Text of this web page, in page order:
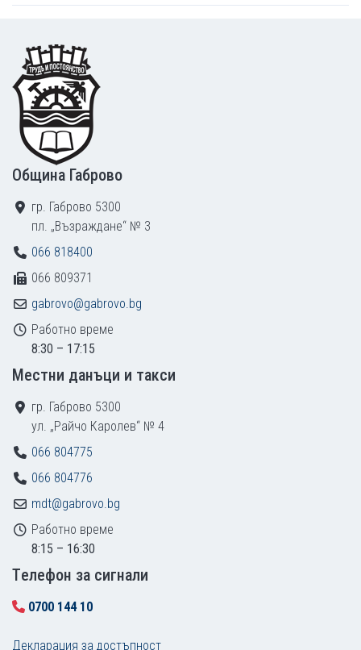
Footer
Община Габрово
гр. Габрово 5300
пл. „Възраждане“ № 3
066 818400
066 809371
gabrovo@gabrovo.bg
Работно време
8:30 – 17:15
Местни данъци и такси
гр. Габрово 5300
ул. „Райчо Каролев“ № 4
066 804775
066 804776
mdt@gabrovo.bg
Работно време
8:15 – 16:30
Tелефон за сигнали
0700 144 10
Декларация за достъпност